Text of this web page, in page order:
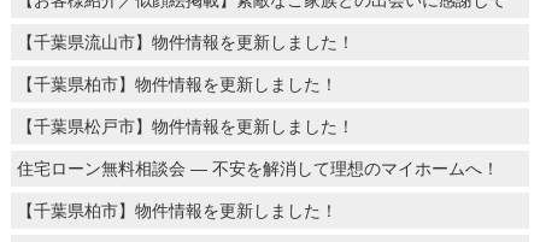
【千葉県流山市】物件情報を更新しました！
【千葉県柏市】物件情報を更新しました！
【千葉県松戸市】物件情報を更新しました！
住宅ローン無料相談会 ― 不安を解消して理想のマイホームへ！
【千葉県柏市】物件情報を更新しました！